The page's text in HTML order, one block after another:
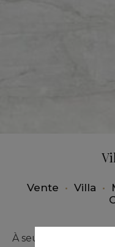
Vente • Villa •
À seulement